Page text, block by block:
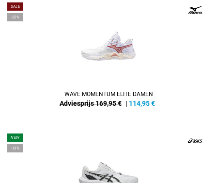
SALE
-32%
WAVE MOMENTUM ELITE DAMEN
Adviesprijs 169,95 € | 114,95€
NEW
-13%